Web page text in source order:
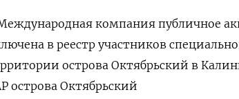
компания публичное
в реестр участников
острова Октябрьский в
острова Октябрьский